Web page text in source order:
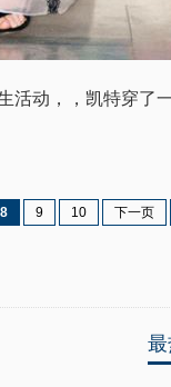
活动，，凯特穿了
8 9 10 下一页
最